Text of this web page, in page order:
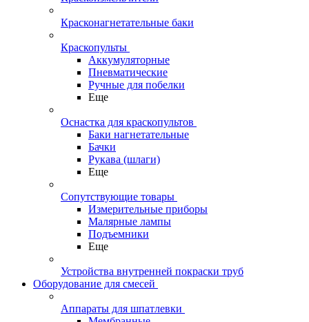
Красконагнетательные баки
Краскопульты
Аккумуляторные
Пневматические
Ручные для побелки
Еще
Оснастка для краскопультов
Баки нагнетательные
Бачки
Рукава (шлаги)
Еще
Сопутствующие товары
Измерительные приборы
Малярные лампы
Подъемники
Еще
Устройства внутренней покраски труб
Оборудование для смесей
Аппараты для шпатлевки